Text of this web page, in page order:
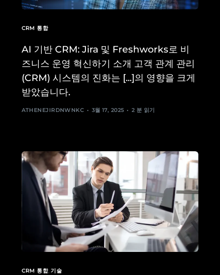
CRM 통합
AI 기반 CRM: Jira 및 Freshworks로 비
즈니스 운영 혁신하기 소개 고객 관계 관리
(CRM) 시스템의 진화는 [...]의 영향을 크게
받았습니다.
ATHENEJIRDNWNKC 3월 17, 2025 2 분 읽기
CRM 통합,기술